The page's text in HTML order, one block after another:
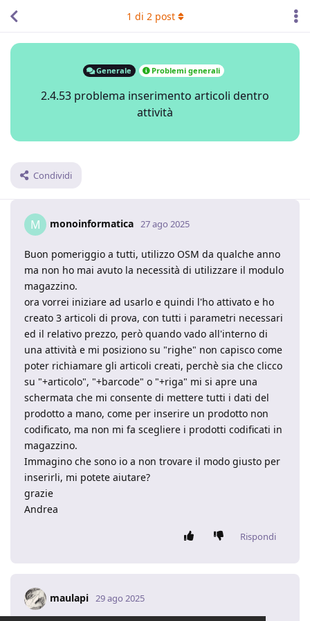
Generale Problemi generali
2.4.53 problema inserimento articoli dentro
attività
Condividi
1 di 2post
M monoinformatica 27 ago 2025
Buon pomeriggio a tutti, utilizzo OSM da qualche anno
ma non ho mai avuto la necessità di utilizzare il modulo
magazzino.
ora vorrei iniziare ad usarlo e quindi l'ho attivato e ho
creato 3 articoli di prova, con tutti i parametri necessari
ed il relativo prezzo, però quando vado all'interno di
una attività e mi posiziono su "righe" non capisco come
poter richiamare gli articoli creati, perchè sia che clicco
su "+articolo", "+barcode" o "+riga" mi si apre una
schermata che mi consente di mettere tutti i dati del
prodotto a mano, come per inserire un prodotto non
codificato, ma non mi fa scegliere i prodotti codificati in
magazzino.
Immagino che sono io a non trovare il modo giusto per
inserirli, mi potete aiutare?
grazie
Andrea
Rispondi
maulapi 29 ago 2025